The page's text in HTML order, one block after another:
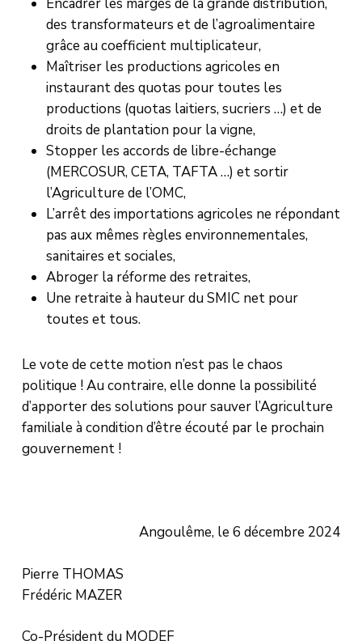
Encadrer les marges de la grande distribution,
des transformateurs et de l’agroalimentaire
grâce au coefficient multiplicateur,
Maîtriser les productions agricoles en
instaurant des quotas pour toutes les
productions (quotas laitiers, sucriers …) et de
droits de plantation pour la vigne,
Stopper les accords de libre-échange
(MERCOSUR, CETA, TAFTA …) et sortir
l’Agriculture de l’OMC,
L’arrêt des importations agricoles ne répondant
pas aux mêmes règles environnementales,
sanitaires et sociales,
Abroger la réforme des retraites,
Une retraite à hauteur du SMIC net pour
toutes et tous.
Le vote de cette motion n’est pas le chaos
politique ! Au contraire, elle donne la possibilité
d’apporter des solutions pour sauver l’Agriculture
familiale à condition d’être écouté par le prochain
gouvernement !
Angoulême, le 6 décembre 2024
Pierre THOMAS
Frédéric MAZER
Co-Président du MODEF